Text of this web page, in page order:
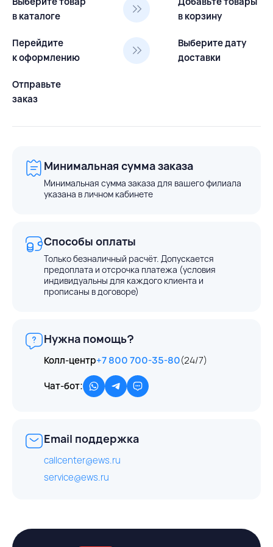
в каталоге
в корзину
Перейдите
к оформлению
Выберите дату
доставки
Отправьте
заказ
Минимальная сумма заказа
Минимальная сумма заказа для вашего филиала
указана в личном кабинете
Способы оплаты
Только безналичный расчёт. Допускается
предоплата и отсрочка платежа (условия
индивидуальны для каждого клиента и
прописаны в договоре)
Нужна помощь?
Колл-центр+7 800 700-35-80(24/7)
Чат-бот:
Email поддержка
callcenter@ews.ru
service@ews.ru